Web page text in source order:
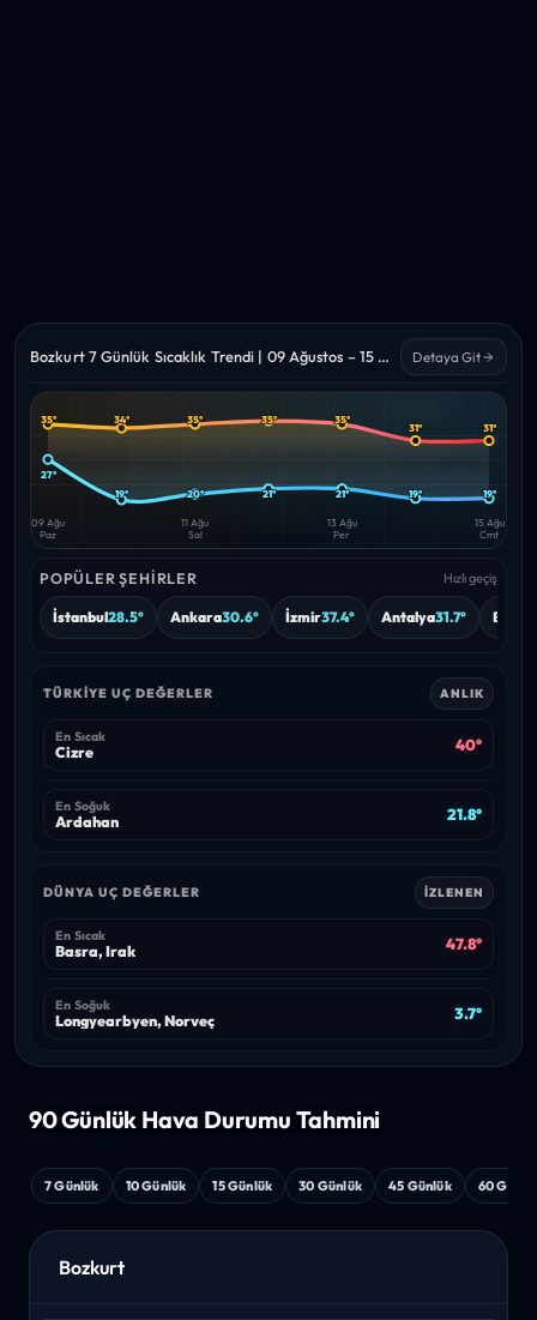
Bozkurt 7 Günlük Sıcaklık Trendi | 09 Ağustos – 15 Ağustos 2026 Detaya Git
Yüksek Düşük
35°
27°
34°
19°
35°
20°
35°
21°
35°
21°
31°
19°
31°
19°
09 Ağu
Paz
11 Ağu
Sal
13 Ağu
Per
15 Ağu
Cmt
POPÜLER ŞEHIRLER Hızlı geçiş
İstanbul28.5° Ankara30.6° İzmir37.4° Antalya31.7° Bursa
TÜRKIYE UÇ DEĞERLER ANLIK
En Sıcak
Cizre 40°
En Soğuk
Ardahan 21.8°
DÜNYA UÇ DEĞERLER İZLENEN
En Sıcak
Basra, Irak 47.8°
En Soğuk
Longyearbyen, Norveç 3.7°
90 Günlük Hava Durumu Tahmini
7 Günlük 10 Günlük 15 Günlük 30 Günlük 45 Günlük 60
Bozkurt